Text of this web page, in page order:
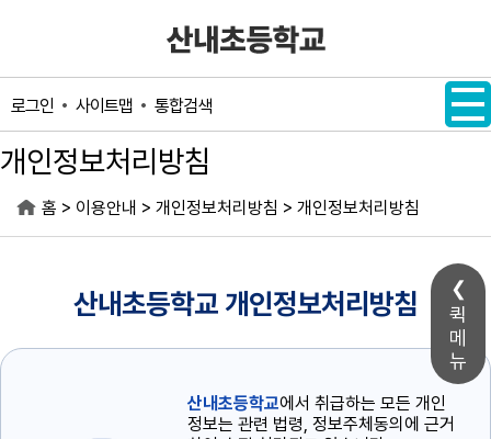
퀵
메
뉴
로그인 사이트맵 통합검색
개인정보처리방침
홈 > 이용안내 > 개인정보처리방침 > 개인정보처리방침
산내초등학교 개인정보처리방침
산내초등학교에서 취급하는 모든 개인
정보는 관련 법령, 정보주체동의에 근거